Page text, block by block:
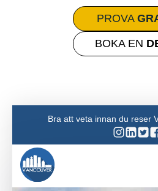
PROVA
BOKA EN
Bra att veta innan du reser